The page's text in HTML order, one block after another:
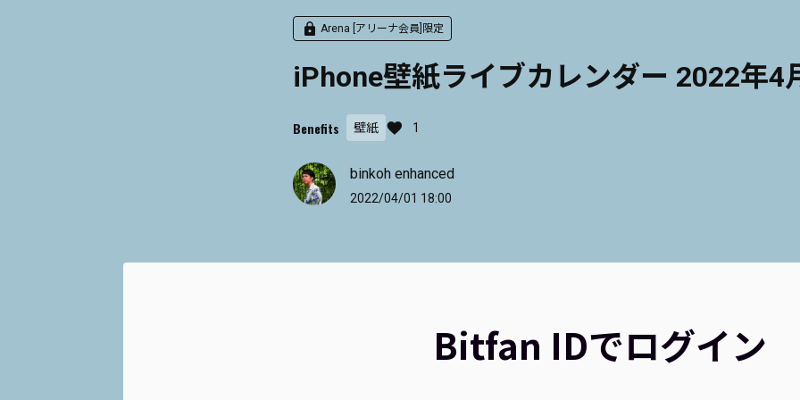
Arena [アリーナ会員]限定
iPhone壁紙ライブカレンダー 2022年4
Benefits 壁紙 1
binkoh enhanced
2022/04/01 18:00
Bitfan IDでログイン